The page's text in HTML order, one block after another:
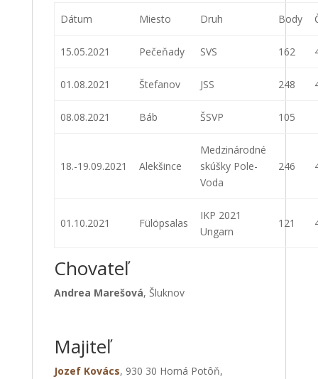
Dátum Miesto Druh Body
15.05.2021 Pečeňady SVS 162
01.08.2021 Štefanov JSS 248
08.08.2021 Báb ŠSVP 105
18.-19.09.2021 Alekšince
Medzinárodné
skúšky Pole-
Voda
246
01.10.2021 Fülöpsalas
IKP 2021
Ungarn
121
Chovateľ
Andrea Marešová, Šluknov
Majiteľ
Jozef Kovács, 930 30 Horná Potôň,